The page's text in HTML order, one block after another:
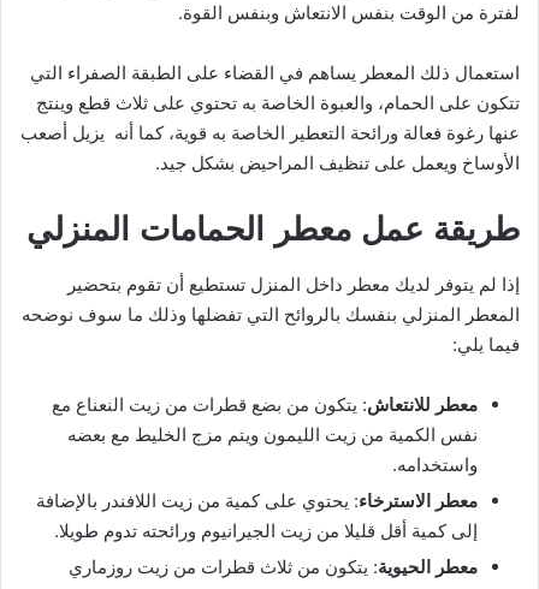
لفترة من الوقت بنفس الانتعاش وبنفس القوة.
استعمال ذلك المعطر يساهم في القضاء على الطبقة الصفراء التي
تتكون على الحمام، والعبوة الخاصة به تحتوي على ثلاث قطع وينتج
عنها رغوة فعالة ورائحة التعطير الخاصة به قوية، كما أنه يزيل أصعب
الأوساخ ويعمل على تنظيف المراحيض بشكل جيد.
طريقة عمل معطر الحمامات المنزلي
إذا لم يتوفر لديك معطر داخل المنزل تستطيع أن تقوم بتحضير
المعطر المنزلي بنفسك بالروائح التي تفضلها وذلك ما سوف نوضحه
فيما يلي:
معطر للانتعاش: يتكون من بضع قطرات من زيت النعناع مع
نفس الكمية من زيت الليمون ويتم مزج الخليط مع بعضه
واستخدامه.
معطر الاسترخاء: يحتوي على كمية من زيت اللافندر بالإضافة
إلى كمية أقل قليلا من زيت الجيرانيوم ورائحته تدوم طويلا.
معطر الحيوية: يتكون من ثلاث قطرات من زيت روزماري